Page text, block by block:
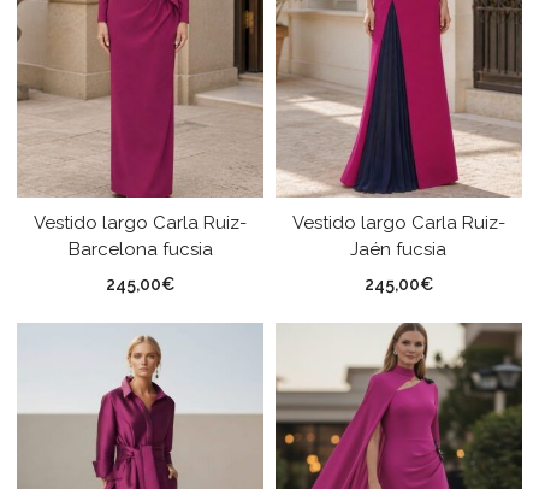
Vestido largo Carla Ruiz-
Barcelona fucsia
245,00€
Vestido largo Carla Ruiz-
Jaén fucsia
245,00€